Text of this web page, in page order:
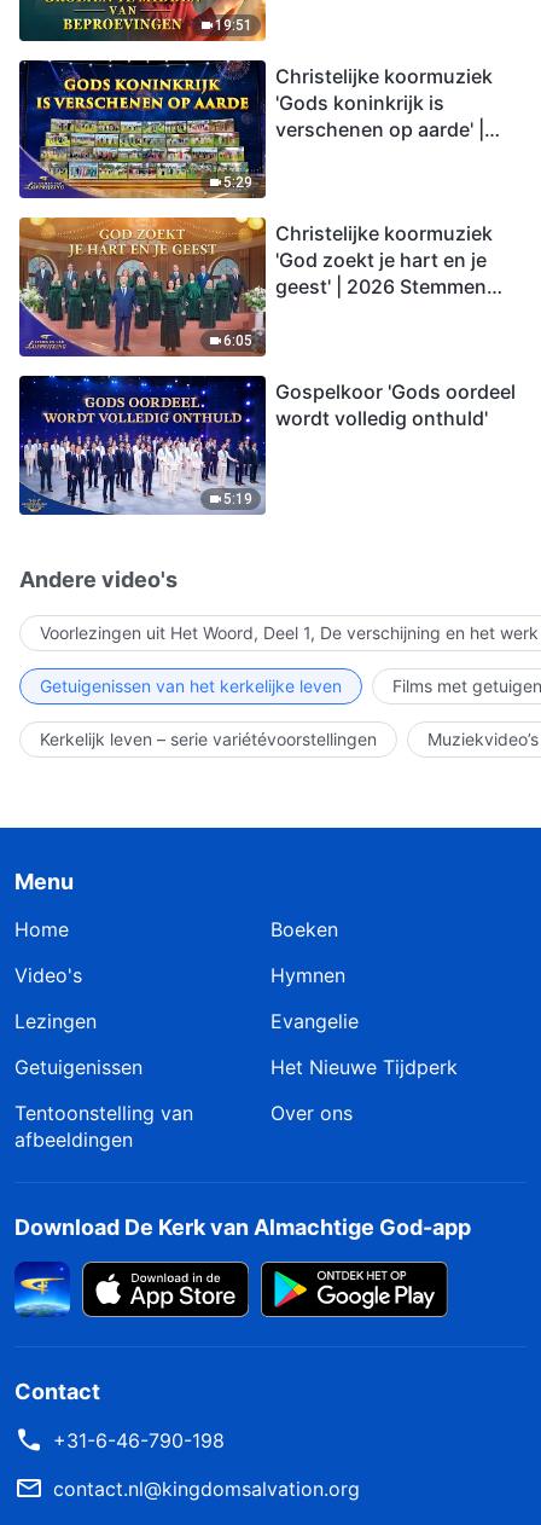
19:51
5:29
Christelijke koormuziek
'Gods koninkrijk is
verschenen op aarde' |
6:05
Christelijke koormuziek
'God zoekt je hart en je
geest' | 2026 Stemmen
5:19
Gospelkoor 'Gods oordeel
wordt volledig onthuld'
Andere video's
Voorlezingen uit Het Woord, Deel 1, De verschijning en het
Getuigenissen van het kerkelijke leven Films met
Kerkelijk leven – serie variétévoorstellingen Muziekvideo’s
Menu
Home
Boeken
Video's
Hymnen
Lezingen
Evangelie
Getuigenissen
Het Nieuwe Tijdperk
Tentoonstelling van
afbeeldingen
Over ons
Download De Kerk van Almachtige God-app
Contact
+31-6-46-790-198
contact.nl@kingdomsalvation.org